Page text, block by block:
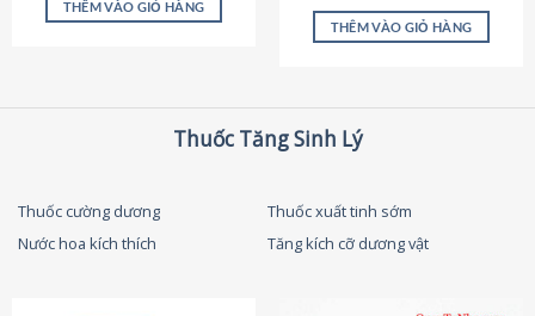
5 sao
135,000 ₫.
THÊM VÀO GIỎ HÀNG
hạng4.79
5 sao là:
220,000 ₫.
tại
THÊM VÀO GIỎ HÀNG
Thuốc Tăng Sinh Lý
Thuốc cường dương
Thuốc xuất tinh sớm
Nước hoa kích thích
Tăng kích cỡ dương vật